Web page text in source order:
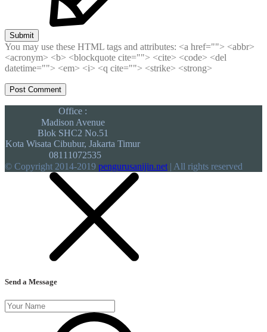
Submit
You may use these HTML tags and attributes: <a href=""> <abbr>
<acronym> <b> <blockquote cite=""> <cite> <code> <del
datetime=""> <em> <i> <q cite=""> <strike> <strong>
Office :
Madison Avenue
Blok SHC2 No.51
Kota Wisata Cibubur, Jakarta Timur
08111072535
© Copyright 2014-2019 pengurusanijin.net| All rights reserved
Send a Message